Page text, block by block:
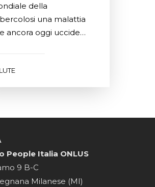
della
una malattia
ancora oggi uccide…
People Italia ONLUS
9 B-C
Milanese (MI)